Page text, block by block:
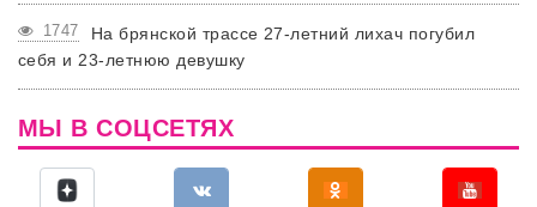
1747
На брянской трассе 27-летний лихач погубил
себя и 23-летнюю девушку
МЫ В СОЦСЕТЯХ